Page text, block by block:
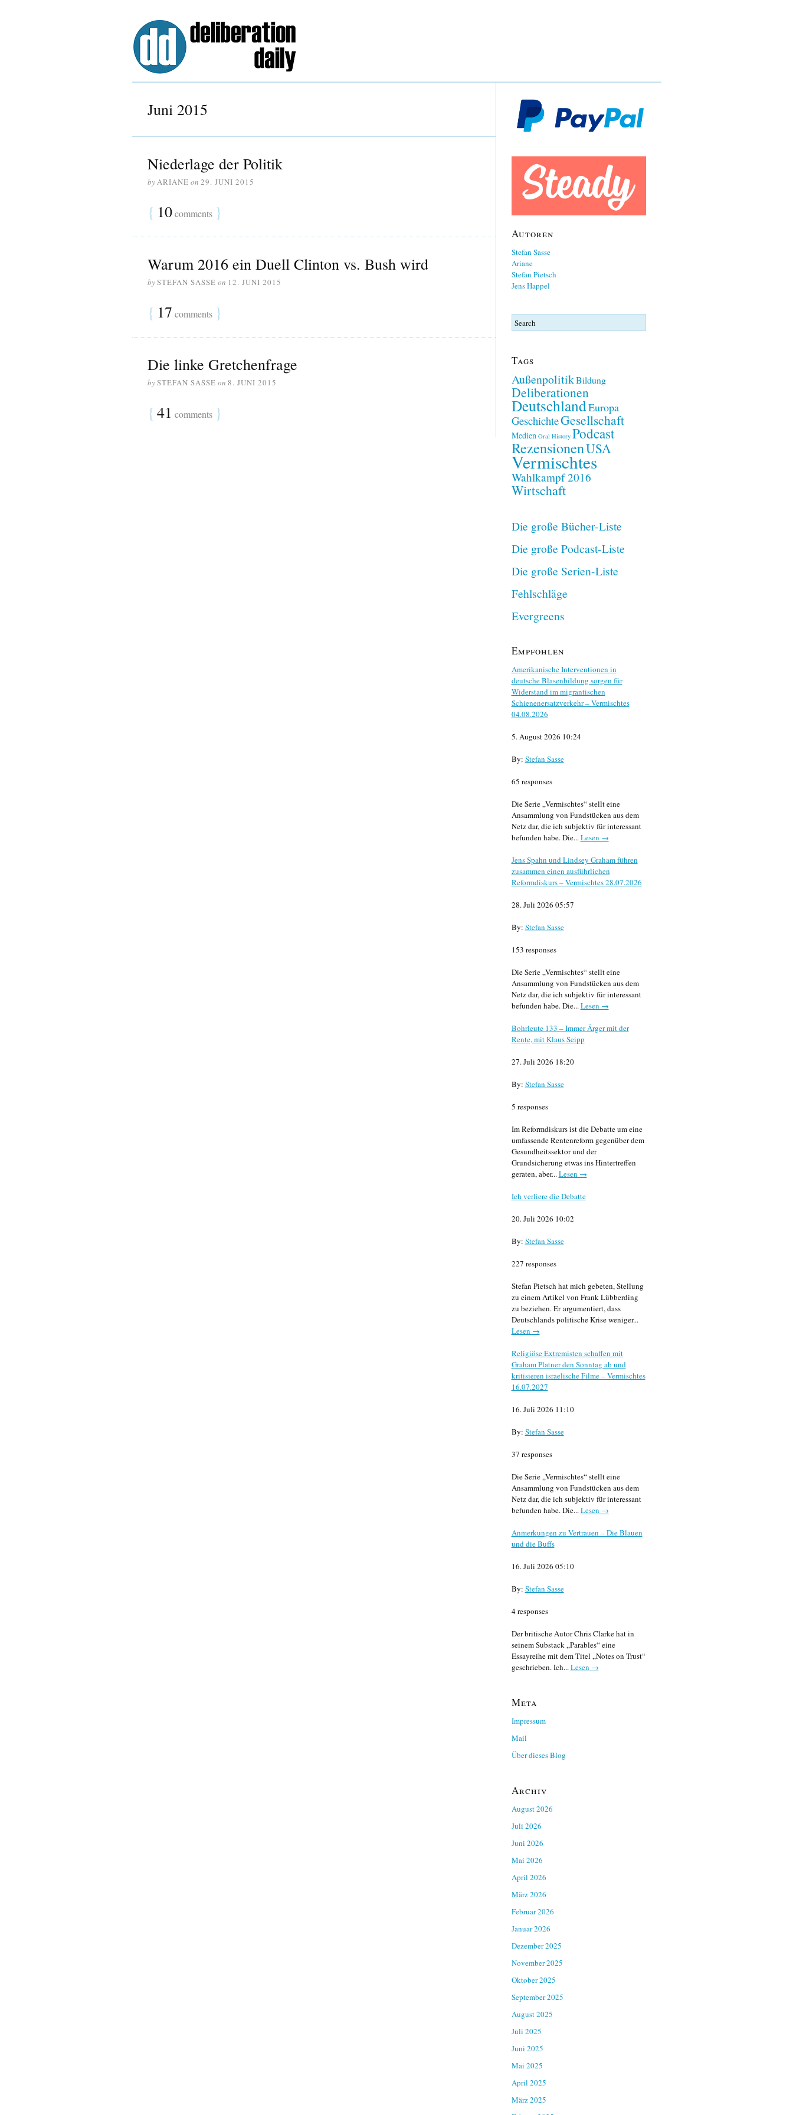
Juni 2015
Niederlage der Politik
byARIANE on 29. JUNI 2015
{ 10comments }
Warum 2016 ein Duell Clinton vs. Bush wird
bySTEFAN SASSE on 12. JUNI 2015
{ 17 comments }
Die linke Gretchenfrage
bySTEFAN SASSE on 8. JUNI 2015
{ 41 comments }
Autoren
Stefan Sasse
Ariane
Stefan Pietsch
Jens Happel
Tags
AußenpolitikBildung
Deliberationen
DeutschlandEuropa
GeschichteGesellschaft
Medien Oral History Podcast
RezensionenUSA
Vermischtes
Wahlkampf 2016
Wirtschaft
Die große Bücher-Liste
Die große Podcast-Liste
Die große Serien-Liste
Fehlschläge
Evergreens
Empfohlen
Amerikanische Interventionen in
deutsche Blasenbildung sorgen für
Widerstand im migrantischen
Schienenersatzverkehr – Vermischtes
04.08.2026
5. August 2026 10:24
By: Stefan Sasse
65 responses
Die Serie „Vermischtes“ stellt eine
Ansammlung von Fundstücken aus dem
Netz dar, die ich subjektiv für interessant
befunden habe. Die...Lesen →
Jens Spahn und Lindsey Graham führen
zusammen einen ausführlichen
Reformdiskurs – Vermischtes 28.07.2026
28. Juli 2026 05:57
By: Stefan Sasse
153 responses
Die Serie „Vermischtes“ stellt eine
Ansammlung von Fundstücken aus dem
Netz dar, die ich subjektiv für interessant
befunden habe. Die...Lesen →
Bohrleute 133 – Immer Ärger mit der
Rente, mit Klaus Seipp
27. Juli 2026 18:20
By: Stefan Sasse
5 responses
Im Reformdiskurs ist die Debatte um eine
umfassende Rentenreform gegenüber dem
Gesundheitssektor und der
Grundsicherung etwas ins Hintertreffen
geraten, aber...Lesen →
Ich verliere die Debatte
20. Juli 2026 10:02
By: Stefan Sasse
227 responses
Stefan Pietsch hat mich gebeten, Stellung
zu einem Artikel von Frank Lübberding
zu beziehen. Er argumentiert, dass
Deutschlands politische Krise weniger...
Lesen →
Religiöse Extremisten schaffen mit
Graham Platner den Sonntag ab und
kritisieren israelische Filme – Vermischtes
16.07.2027
16. Juli 2026 11:10
By: Stefan Sasse
37 responses
Die Serie „Vermischtes“ stellt eine
Ansammlung von Fundstücken aus dem
Netz dar, die ich subjektiv für interessant
befunden habe. Die...Lesen →
Anmerkungen zu Vertrauen – Die Blauen
und die Buffs
16. Juli 2026 05:10
By: Stefan Sasse
4 responses
Der britische Autor Chris Clarke hat in
seinem Substack „Parables“ eine
Essayreihe mit dem Titel „Notes on Trust“
geschrieben. Ich...Lesen →
Meta
Impressum
Mail
Über dieses Blog
Archiv
August 2026
Juli 2026
Juni 2026
Mai 2026
April 2026
März 2026
Februar 2026
Januar 2026
Dezember 2025
November 2025
Oktober 2025
September 2025
August 2025
Juli 2025
Juni 2025
Mai 2025
April 2025
März 2025